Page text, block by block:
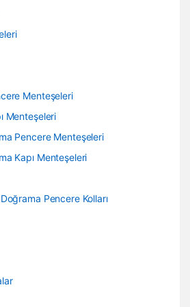
Menteşeleri
Menteşeleri
Pencere Menteşeleri
Kapı Menteşeleri
Pencere Kolları